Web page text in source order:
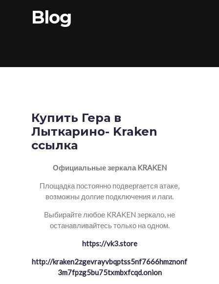
Blog
Купить Гера в
Лыткарино- Kraken
ссылка
Официальные зеркала KRAKEN
Площадка постоянно подвергается атаке,
возможны долгие подключения и лаги.
Выбирайте любое KRAKEN зеркало, не
останавливайтесь только на одном.
https://vk3.store
http://kraken2zgevrayvbqptss5nf7666hmznonf
3m7fpzg5bu75txmbxfcqd.onion